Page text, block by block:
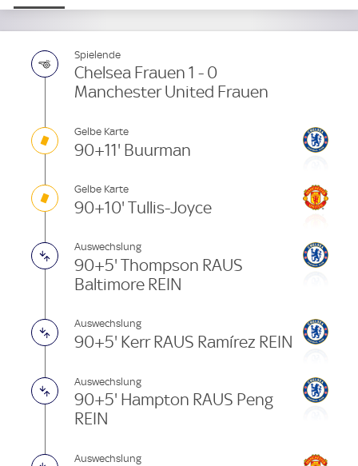
Spielende
Chelsea Frauen 1 - 0
Manchester United Frauen
Gelbe Karte
90+11' Buurman
Gelbe Karte
90+10' Tullis-Joyce
Auswechslung
90+5' Thompson RAUS
Baltimore REIN
Auswechslung
90+5' Kerr RAUS Ramírez REIN
Auswechslung
90+5' Hampton RAUS Peng
REIN
Auswechslung